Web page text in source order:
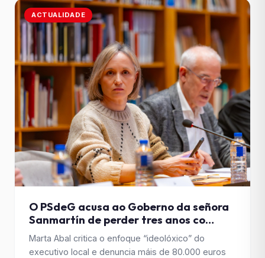
ACTUALIDADE
O PSdeG acusa ao Goberno da señora
Sanmartín de perder tres anos co
contrato da auga e esixe decisións
inmediatas
Marta Abal critica o enfoque “ideolóxico” do
executivo local e denuncia máis de 80.000 euros